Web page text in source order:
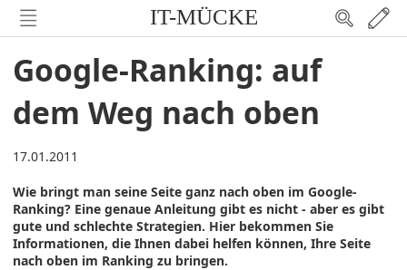
IT-MÜCKE
Google-Ranking: auf
dem Weg nach oben
17.01.2011
Wie bringt man seine Seite ganz nach oben im Google-
Ranking? Eine genaue Anleitung gibt es nicht - aber es gibt
gute und schlechte Strategien. Hier bekommen Sie
Informationen, die Ihnen dabei helfen können, Ihre Seite
nach oben im Ranking zu bringen.